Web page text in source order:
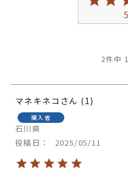
2件中 1
マネキネコ 1
購入者
石川県
投稿日
2025/05/11